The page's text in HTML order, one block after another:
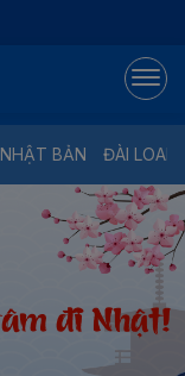
NHẬT BẢN ĐÀI LOAN